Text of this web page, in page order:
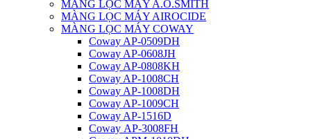
MÀNG LỌC MÁY A.O.SMITH
MÀNG LỌC MÁY AIROCIDE
MÀNG LỌC MÁY COWAY
Coway AP-0509DH
Coway AP-0608JH
Coway AP-0808KH
Coway AP-1008CH
Coway AP-1008DH
Coway AP-1009CH
Coway AP-1516D
Coway AP-3008FH